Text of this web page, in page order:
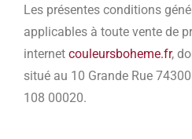
Les présentes conditions
applicables à toute vente de
internet couleursboheme.fr,
situé au 10 Grande Rue
108 00020.